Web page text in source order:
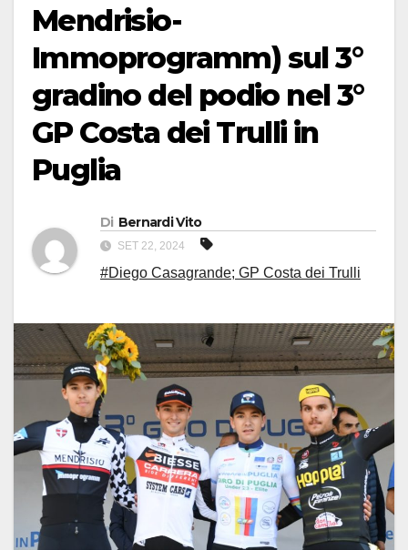
Mendrisio-
Immoprogramm) sul 3°
gradino del podio nel 3°
GP Costa dei Trulli in
Puglia
Di Bernardi Vito
SET 22, 2024
#Diego Casagrande; GP Costa dei Trulli